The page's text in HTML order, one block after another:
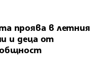
проява в летния
и деца от
общност